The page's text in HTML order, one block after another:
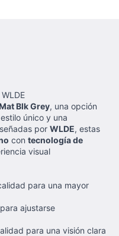
Blk Grey, una opción
único y una
por WLDE, estas
con tecnología de
visual
para una mayor
ajustarse
para una visión clara